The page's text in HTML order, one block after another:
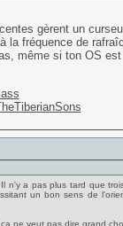
gèrent un
la fréquence de
même si ton OS
n'y a pas plus tard que
un bon sens de
ne veut pas dire grand